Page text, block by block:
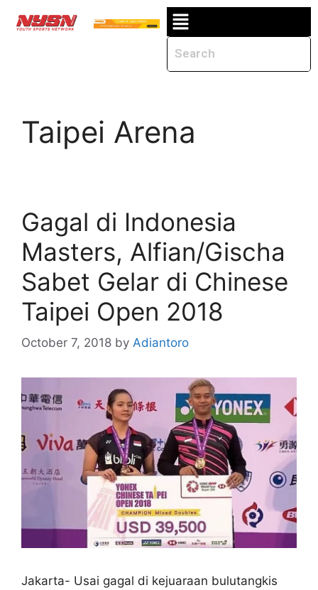
Taipei Arena
Gagal di Indonesia
Masters, Alfian/Gischa
Sabet Gelar di Chinese
Taipei Open 2018
October 7, 2018 by Adiantoro
Jakarta- Usai gagal di kejuaraan bulutangkis